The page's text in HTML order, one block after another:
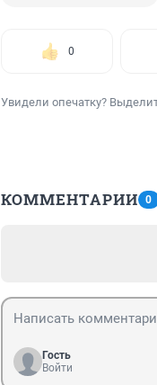
0
Увидели опечатку?
КОММЕНТАРИИ 0
Гость
Войти